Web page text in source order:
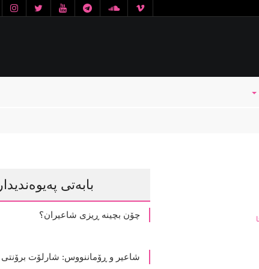
بابەتی پەیوەندیدار
چۆن بچینە ڕیزی شاعیران؟
شاعیر و ڕۆماننووس: شارلۆت برۆنتی